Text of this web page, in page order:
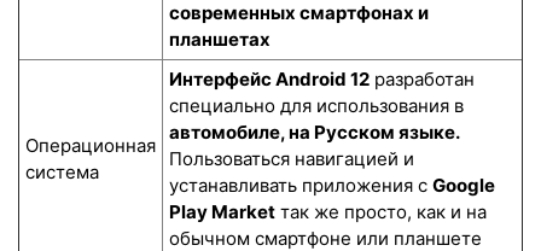
современных смартфонах и
планшетах
Операционная
система
Интерфейс Android 12 разработан
специально для использования в
автомобиле, на Русском языке.
Пользоваться навигацией и
устанавливать приложения с Google
Play Market так же просто, как и на
обычном смартфоне или планшете